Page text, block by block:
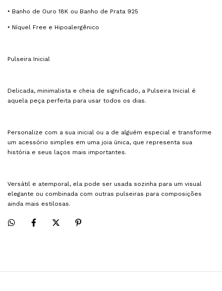
• Banho de Ouro 18K ou Banho de Prata 925
• Níquel Free e Hipoalergênico
Pulseira Inicial
Delicada, minimalista e cheia de significado, a Pulseira Inicial é
aquela peça perfeita para usar todos os dias.
Personalize com a sua inicial ou a de alguém especial e transforme
um acessório simples em uma joia única, que representa sua
história e seus laços mais importantes.
Versátil e atemporal, ela pode ser usada sozinha para um visual
elegante ou combinada com outras pulseiras para composições
ainda mais estilosas.